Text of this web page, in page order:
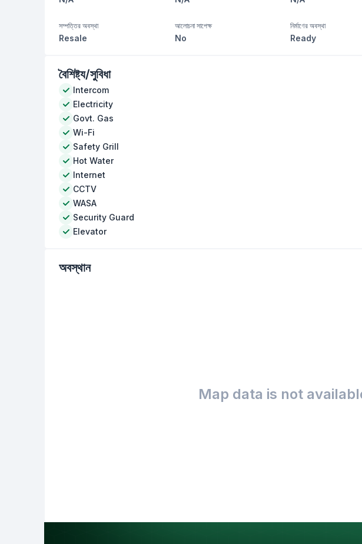
সম্পত্তির অবস্থা
Resale
আলোচনা সাপেক্ষ
No
নির্মাণের অবস্থা
Ready
বৈশিষ্ট্য/সুবিধা
Intercom
Electricity
Govt. Gas
Wi-Fi
Safety Grill
Hot Water
Internet
CCTV
WASA
Security Guard
Elevator
অবস্থান
Map data is not